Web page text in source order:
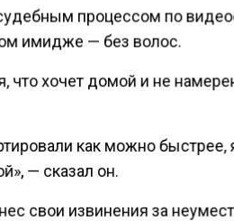
процессом по
имидже — без волос.
что хочет домой и не
как можно быстрее,
— сказал он.
свои извинения за